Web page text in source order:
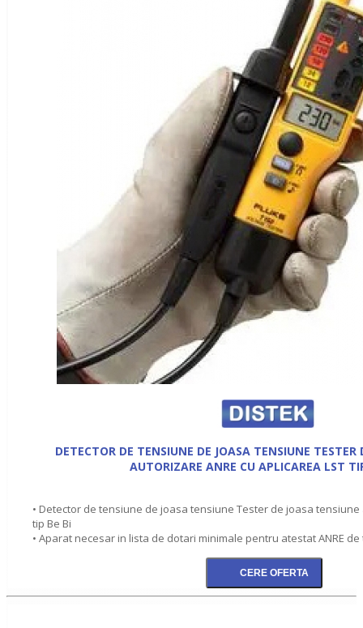
DETECTOR DE TENSIUNE DE JOASA TENSIUNE TESTER
AUTORIZARE ANRE CU APLICAREA LST
• Detector de tensiune de joasa tensiune Tester de joasa tensiune
tip Be Bi
• Aparat necesar in lista de dotari minimale pentru atestat ANRE de